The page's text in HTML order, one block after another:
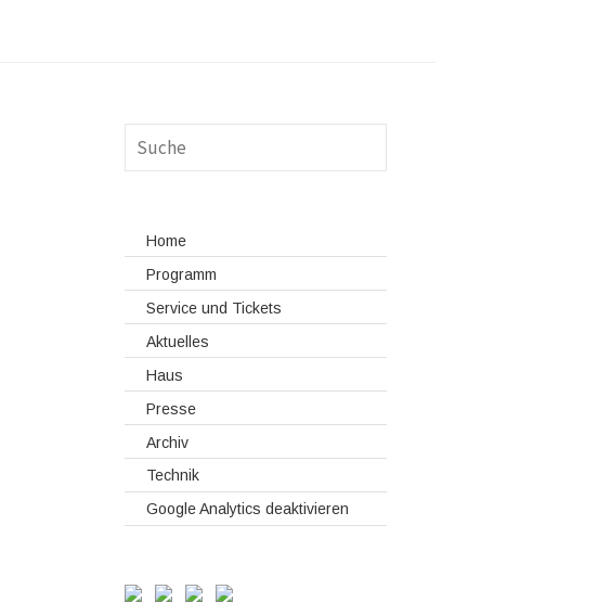
Home
Programm
Service und Tickets
Aktuelles
Haus
Presse
Archiv
Technik
Google Analytics deaktivieren